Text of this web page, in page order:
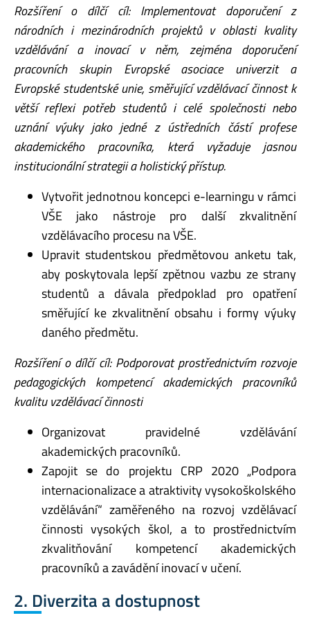
Rozšíření o dílčí cíl: Implementovat doporučení z
národních i mezinárodních projektů v oblasti kvality
vzdělávání a inovací v něm, zejména doporučení
pracovních skupin Evropské asociace univerzit a
Evropské studentské unie, směřující vzdělávací činnost k
větší reflexi potřeb studentů i celé společnosti nebo
uznání výuky jako jedné z ústředních částí profese
akademického pracovníka, která vyžaduje jasnou
institucionální strategii a holistický přístup.
Vytvořit jednotnou koncepci e-learningu v rámci
VŠE jako nástroje pro další zkvalitnění
vzdělávacího procesu na VŠE.
Upravit studentskou předmětovou anketu tak,
aby poskytovala lepší zpětnou vazbu ze strany
studentů a dávala předpoklad pro opatření
směřující ke zkvalitnění obsahu i formy výuky
daného předmětu.
Rozšíření o dílčí cíl: Podporovat prostřednictvím rozvoje
pedagogických kompetencí akademických pracovníků
kvalitu vzdělávací činnosti
Organizovat pravidelné vzdělávání
akademických pracovníků.
Zapojit se do projektu CRP 2020 „Podpora
internacionalizace a atraktivity vysokoškolského
vzdělávání“ zaměřeného na rozvoj vzdělávací
činnosti vysokých škol, a to prostřednictvím
zkvalitňování kompetencí akademických
pracovníků a zavádění inovací v učení.
2. Diverzita a dostupnost